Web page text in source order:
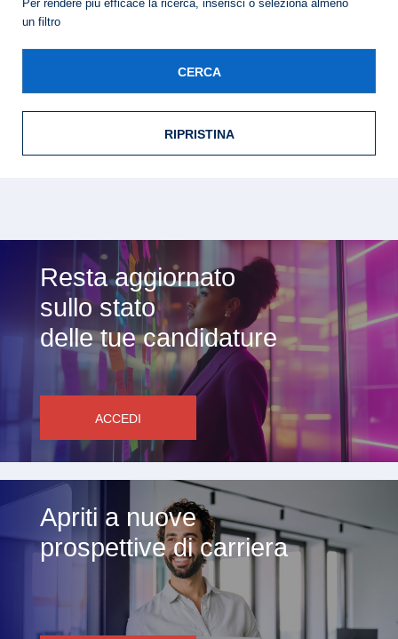
Per rendere più efficace la ricerca, inserisci o seleziona almeno
un filtro
CERCA
RIPRISTINA
Resta aggiornato
sullo stato
delle tue candidature
ACCEDI
Apriti a nuove
prospettive di carriera